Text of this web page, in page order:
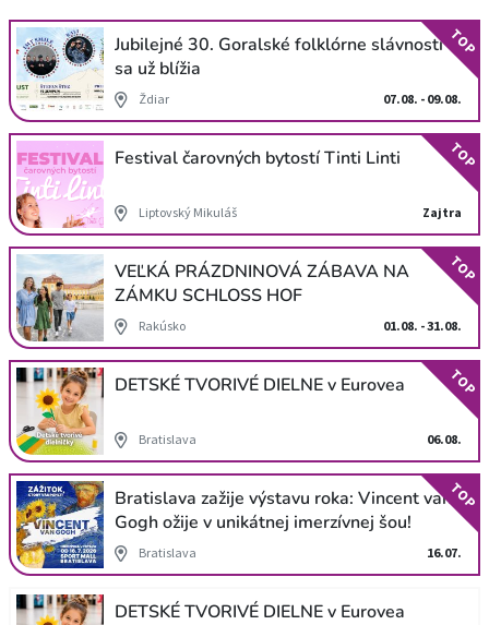
Jubilejné 30. Goralské folklórne slávnosti
sa už blížia
Ždiar 07.08. - 09.08.
TOP
Festival čarovných bytostí Tinti Linti
Liptovský Mikuláš Zajtra
TOP
VEĽKÁ PRÁZDNINOVÁ ZÁBAVA NA
ZÁMKU SCHLOSS HOF
Rakúsko 01.08. - 31.08.
TOP
DETSKÉ TVORIVÉ DIELNE v Eurovea
Bratislava 06.08.
TOP
Bratislava zažije výstavu roka: Vincent van
Gogh ožije v unikátnej imerzívnej šou!
Bratislava 16.07.
TOP
DETSKÉ TVORIVÉ DIELNE v Eurovea